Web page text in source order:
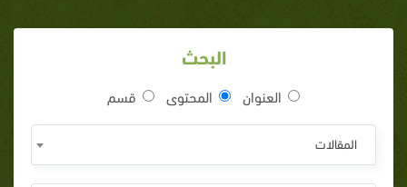
البحث
العنوان المحتوى قسم
المقالات